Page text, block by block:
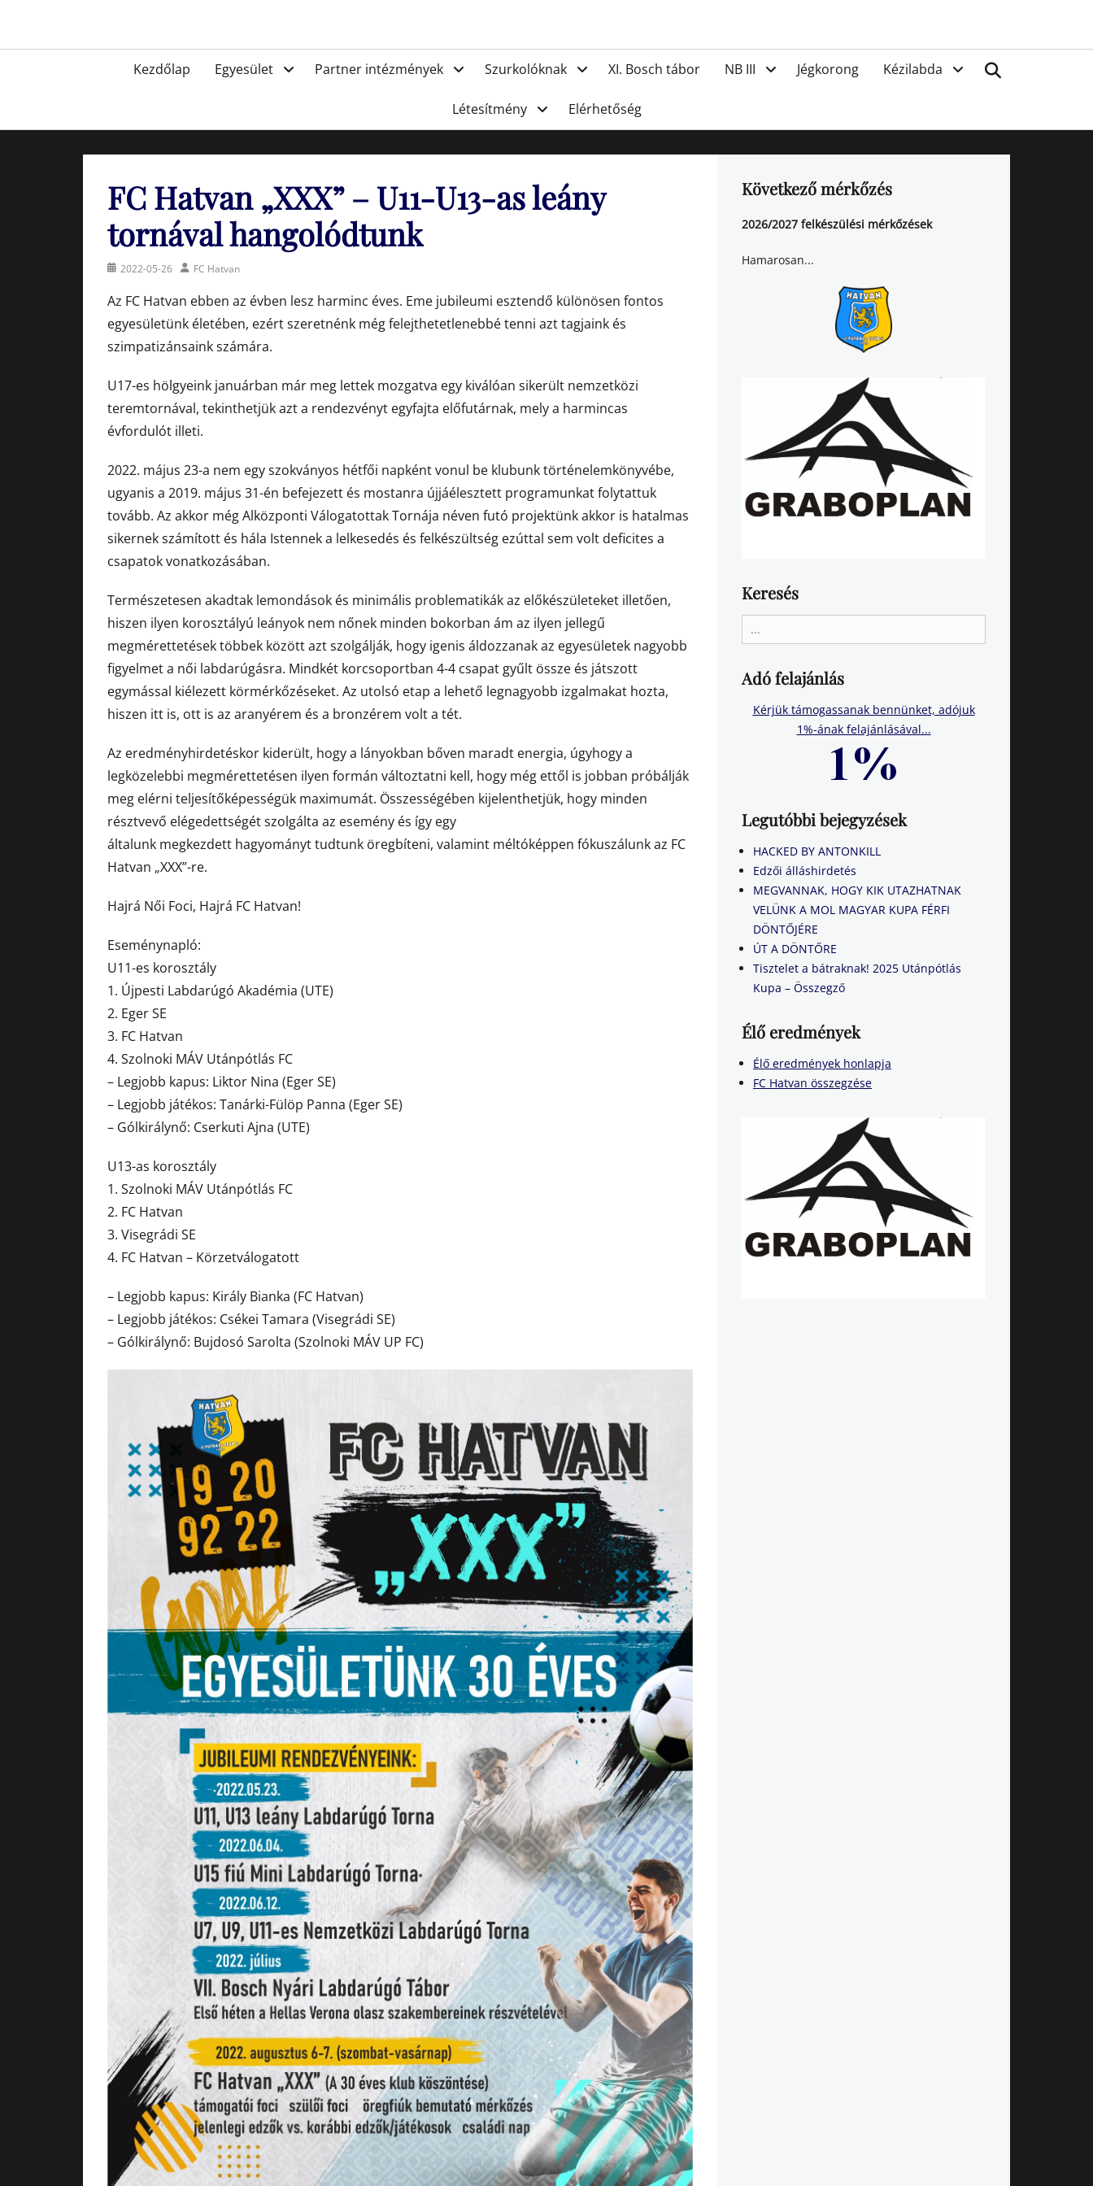
FC Hatvan
PrimaryKezdőlap Egyesület Partner intézmények Szurkolóknak XI. Bosch tábor NB III Jégkorong Kézilabda
Létesítmény Elérhetőség
FC Hatvan „XXX” – U11-U13-as leány
tornával hangolódtunk
Posted2022-05-26 AuthorFC Hatvan
Az FC Hatvan ebben az évben lesz harminc éves. Eme jubileumi esztendő különösen fontos
egyesületünk életében, ezért szeretnénk még felejthetetlenebbé tenni azt tagjaink és
szimpatizánsaink számára.
U17-es hölgyeink januárban már meg lettek mozgatva egy kiválóan sikerült nemzetközi
teremtornával, tekinthetjük azt a rendezvényt egyfajta előfutárnak, mely a harmincas
évfordulót illeti.
2022. május 23-a nem egy szokványos hétfői napként vonul be klubunk történelemkönyvébe,
ugyanis a 2019. május 31-én befejezett és mostanra újjáélesztett programunkat folytattuk
tovább. Az akkor még Alközponti Válogatottak Tornája néven futó projektünk akkor is hatalmas
sikernek számított és hála Istennek a lelkesedés és felkészültség ezúttal sem volt deficites a
csapatok vonatkozásában.
Természetesen akadtak lemondások és minimális problematikák az előkészületeket illetően,
hiszen ilyen korosztályú leányok nem nőnek minden bokorban ám az ilyen jellegű
megmérettetések többek között azt szolgálják, hogy igenis áldozzanak az egyesületek nagyobb
figyelmet a női labdarúgásra. Mindkét korcsoportban 4-4 csapat gyűlt össze és játszott
egymással kiélezett körmérkőzéseket. Az utolsó etap a lehető legnagyobb izgalmakat hozta,
hiszen itt is, ott is az aranyérem és a bronzérem volt a tét.
Az eredményhirdetéskor kiderült, hogy a lányokban bőven maradt energia, úgyhogy a
legközelebbi megmérettetésen ilyen formán változtatni kell, hogy még ettől is jobban próbálják
meg elérni teljesítőképességük maximumát. Összességében kijelenthetjük, hogy minden
résztvevő elégedettségét szolgálta az esemény és így egy
általunk megkezdett hagyományt tudtunk öregbíteni, valamint méltóképpen fókuszálunk az FC
Hatvan „XXX”-re.
Hajrá Női Foci, Hajrá FC Hatvan!
Eseménynapló:
U11-es korosztály
1. Újpesti Labdarúgó Akadémia (UTE)
2. Eger SE
3. FC Hatvan
4. Szolnoki MÁV Utánpótlás FC
– Legjobb kapus: Liktor Nina (Eger SE)
– Legjobb játékos: Tanárki-Fülöp Panna (Eger SE)
– Gólkirálynő: Cserkuti Ajna (UTE)
U13-as korosztály
1. Szolnoki MÁV Utánpótlás FC
2. FC Hatvan
3. Visegrádi SE
4. FC Hatvan – Körzetválogatott
– Legjobb kapus: Király Bianka (FC Hatvan)
– Legjobb játékos: Csékei Tamara (Visegrádi SE)
– Gólkirálynő: Bujdosó Sarolta (Szolnoki MÁV UP FC)
Következő mérkőzés
2026/2027 felkészülési mérkőzések
Hamarosan...
Keresés
for:
Adó felajánlás
Kérjük támogassanak bennünket, adójuk
1%-ának felajánlásával...
Legutóbbi bejegyzések
HACKED BY ANTONKILL
Edzői álláshirdetés
MEGVANNAK, HOGY KIK UTAZHATNAK
VELÜNK A MOL MAGYAR KUPA FÉRFI
DÖNTŐJÉRE
ÚT A DÖNTŐRE
Tisztelet a bátraknak! 2025 Utánpótlás
Kupa – Összegző
Élő eredmények
Élő eredmények honlapja
FC Hatvan összegzése